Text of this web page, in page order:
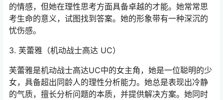
的情感，但她在理性思考方面具备卓越的才能。她常常思
考生命的意义，试图找到答案。她的形象带有一种深沉的
忧伤感。
3. 芙蕾雅（机动战士高达 UC）
芙蕾雅是机动战士高达UC中的女主角，她是一位聪明的少
女，具备超出同龄人的理性分析能力。她总是表现出冷静
的气质，擅长分析问题的本质，并提供解决方案。她同时